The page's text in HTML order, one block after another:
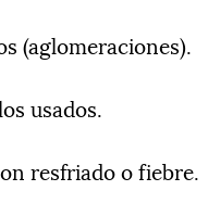
(aglomeraciones).
usados.
resfriado o fiebre.